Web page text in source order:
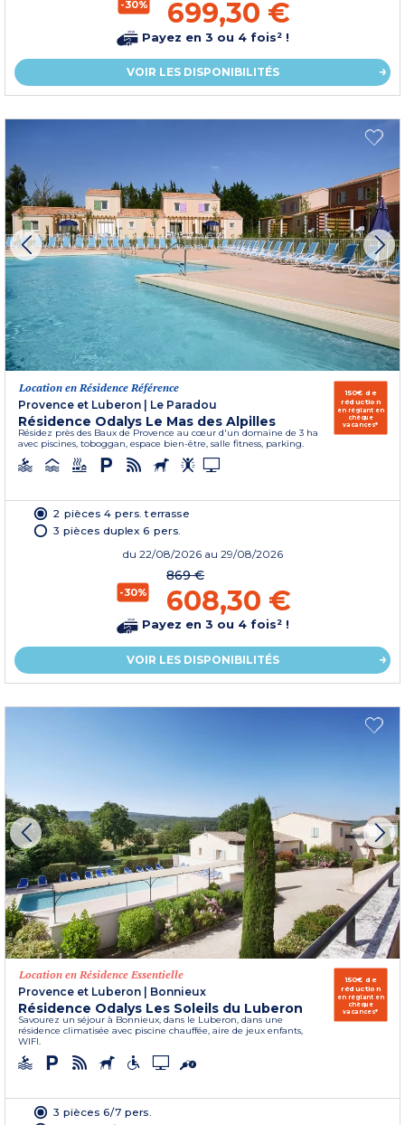
-30% 699,30 €
Payez en 3 ou 4 fois² !
VOIR LES DISPONIBILITÉS
Location en Résidence Référence
Provence et Luberon | Le Paradou
Résidence Odalys Le Mas des Alpilles
Résidez près des Baux de Provence au cœur d'un domaine de 3 ha
avec piscines, toboggan, espace bien-être, salle fitness, parking.
150€ de
réduction
en réglant en
chèque
vacances*
2 pièces 4 pers. terrasse
3 pièces duplex 6 pers.
du 22/08/2026 au 29/08/2026
-30%
869 €
608,30 €
Payez en 3 ou 4 fois² !
VOIR LES DISPONIBILITÉS
Location en Résidence Essentielle
Provence et Luberon | Bonnieux
Résidence Odalys Les Soleils du Luberon
Savourez un séjour à Bonnieux, dans le Luberon, dans une
résidence climatisée avec piscine chauffée, aire de jeux enfants,
WIFI.
150€ de
réduction
en réglant en
chèque
vacances*
3 pièces 6/7 pers.